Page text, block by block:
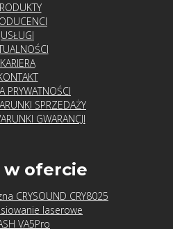
USŁUGI
KARIERA
PRYWATNOŚCI
SPRZEDAŻY
GWARANCJI
w ofercie
CRYSOUND CRY8025
laserowe
VA5Pro